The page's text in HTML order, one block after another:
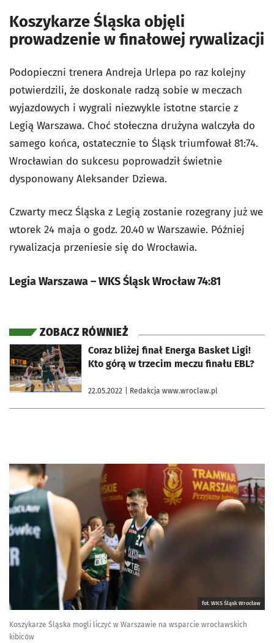
Koszykarze Śląska objęli
prowadzenie w finałowej rywalizacji
Podopieczni trenera Andreja Urlepa po raz kolejny
potwierdzili, że doskonale radzą sobie w meczach
wyjazdowych i wygrali niezwykle istotne starcie z
Legią Warszawa. Choć stołeczna drużyna walczyła do
samego końca, ostatecznie to Śląsk triumfował 81:74.
Wrocławian do sukcesu poprowadził świetnie
dysponowany Aleksander Dziewa.
Czwarty mecz Śląska z Legią zostanie rozegrany już we
wtorek 24 maja o godz. 20.40 w Warszawie. Później
rywalizacja przeniesie się do Wrocławia.
Legia Warszawa – WKS Śląsk Wrocław 74:81
ZOBACZ RÓWNIEŻ
Coraz bliżej finał Energa Basket Ligi!
Kto górą w trzecim meczu finału EBL?
22.05.2022 | Redakcja www.wroclaw.pl
otworzy się w nowej karcie
fot. WKS Śląsk Wrocław
Koszykarze Śląska mogli liczyć w Warszawie na wsparcie wrocławskich
kibiców